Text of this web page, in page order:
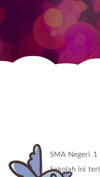
SMA Negeri 1
Sekolah ini